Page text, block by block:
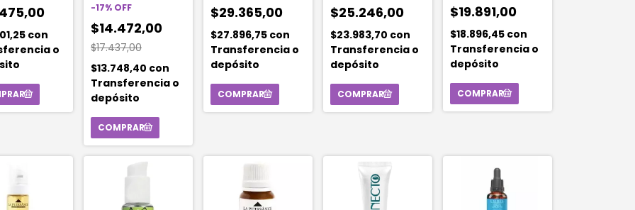
con
o
-17% OFF
$14.472,00
$17.437,00
$13.748,40 con
Transferencia o
depósito
$29.365,00
$27.896,75 con
Transferencia o
depósito
$25.246,00
$23.983,70 con
Transferencia o
depósito
$19.891,00
$18.896,45 con
Transferencia o
depósito